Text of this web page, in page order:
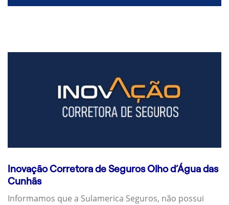
Inovação Corretora de Seguros Olho d’Água das
Cunhãs
Informamos que a Sulamerica Seguros, não possui